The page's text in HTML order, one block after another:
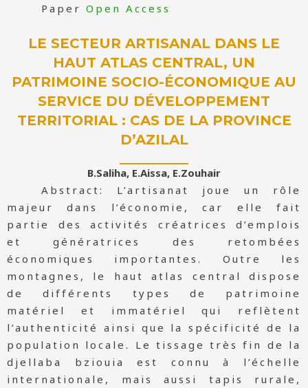
Paper Open Access
LE SECTEUR ARTISANAL DANS LE
HAUT ATLAS CENTRAL, UN
PATRIMOINE SOCIO-ÉCONOMIQUE AU
SERVICE DU DÉVELOPPEMENT
TERRITORIAL : CAS DE LA PROVINCE
D’AZILAL
B.Saliha, E.Aissa, E.Zouhair
Abstract: L’artisanat joue un rôle
majeur dans l’économie, car elle fait
partie des activités créatrices d’emplois
et génératrices des retombées
économiques importantes. Outre les
montagnes, le haut atlas central dispose
de différents types de patrimoine
matériel et immatériel qui reflètent
l’authenticité ainsi que la spécificité de la
population locale. Le tissage très fin de la
djellaba bziouia est connu à l’échelle
internationale, mais aussi tapis rurale,